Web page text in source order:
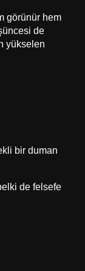
görünür hem
de
yükselen
bir duman
de felsefe